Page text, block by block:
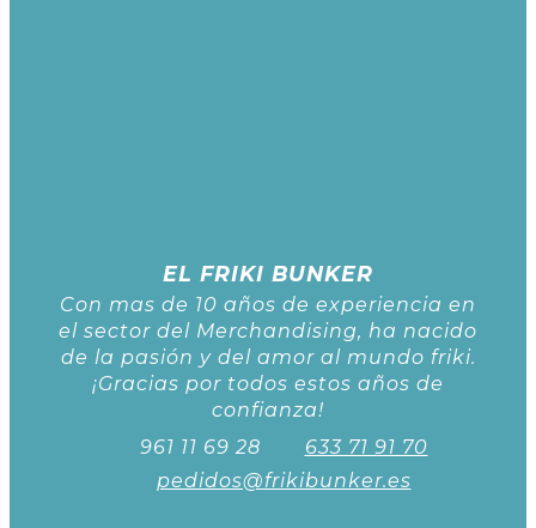
EL FRIKI BUNKER
Con mas de 10 años de experiencia en
el sector del Merchandising, ha nacido
de la pasión y del amor al mundo friki.
¡Gracias por todos estos años de
confianza!
961 11 69 28
633 71 91 70
pedidos@frikibunker.es